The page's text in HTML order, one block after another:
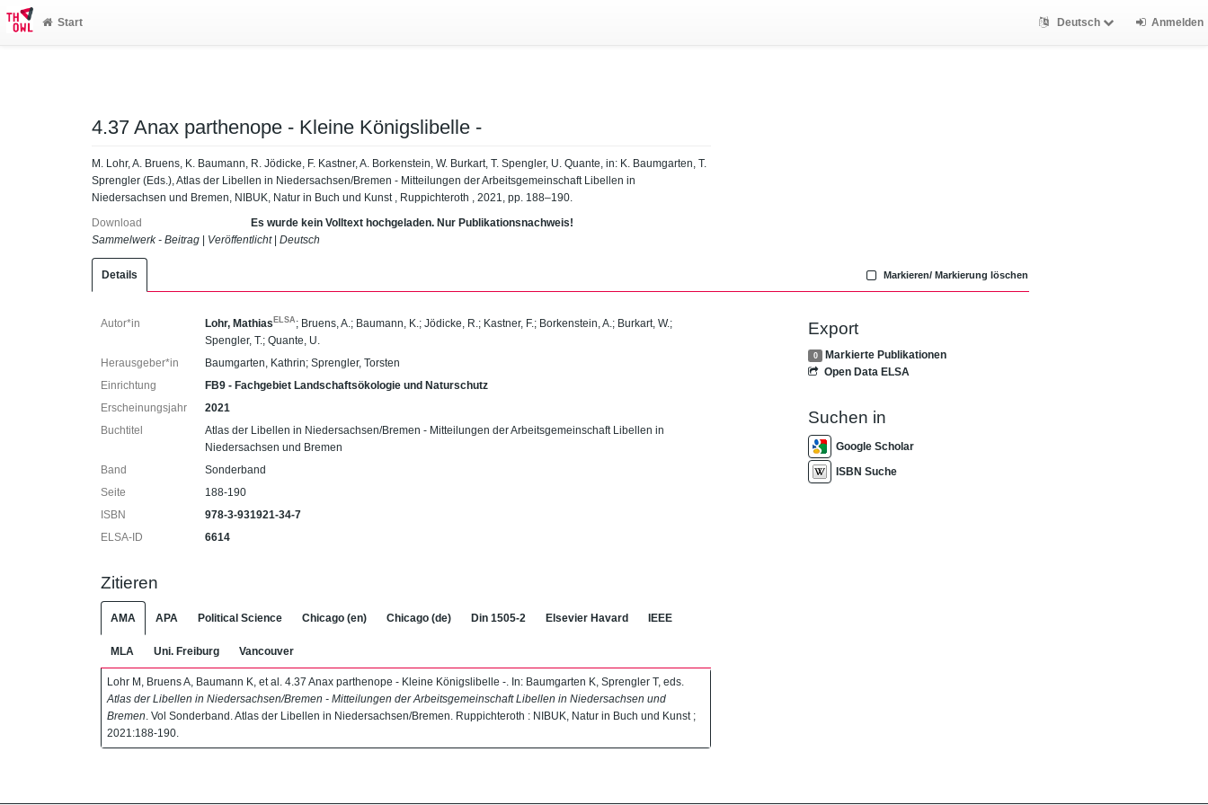
Start Deutsch Anmelden
4.37 Anax parthenope - Kleine Königslibelle -
M. Lohr, A. Bruens, K. Baumann, R. Jödicke, F. Kastner, A. Borkenstein, W. Burkart, T. Spengler, U. Quante, in: K. Baumgarten, T.
Sprengler (Eds.), Atlas der Libellen in Niedersachsen/Bremen - Mitteilungen der Arbeitsgemeinschaft Libellen in
Niedersachsen und Bremen, NIBUK, Natur in Buch und Kunst , Ruppichteroth , 2021, pp. 188–190.
Download
Es wurde kein Volltext hochgeladen. Nur Publikationsnachweis!
Sammelwerk - Beitrag
Veröffentlicht| Deutsch
Details Markieren/ Markierung löschen
Autor*in Lohr, MathiasELSA ; Bruens, A.; Baumann, K.;Jödicke, R.; Kastner, F.; Borkenstein, A.; Burkart, W.;
Spengler, T.;Quante, U.
Herausgeber*in
Baumgarten, Kathrin;Sprengler, Torsten
Einrichtung
FB9 - Fachgebiet Landschaftsökologie und Naturschutz
Erscheinungsjahr
2021
Buchtitel
Atlas der Libellen in Niedersachsen/Bremen - Mitteilungen der Arbeitsgemeinschaft Libellen in
Niedersachsen und Bremen
Band
Sonderband
Seite
188-190
ISBN
978-3-931921-34-7
ELSA-ID
6614
Zitieren
AMA APA Political Science Chicago (en) Chicago (de) Din 1505-2 Elsevier Havard IEEE
MLA Uni. Freiburg Vancouver
Lohr M, Bruens A, Baumann K, et al. 4.37 Anax parthenope - Kleine Königslibelle -. In: Baumgarten K, Sprengler T, eds.
Atlas der Libellen in Niedersachsen/Bremen - Mitteilungen der Arbeitsgemeinschaft Libellen in Niedersachsen und
Bremen . Vol Sonderband. Atlas der Libellen in Niedersachsen/Bremen. Ruppichteroth : NIBUK, Natur in Buch und Kunst ;
2021:188-190.
Export
0
Markierte Publikationen
Open Data ELSA
Suchen in
Google Scholar
ISBN Suche